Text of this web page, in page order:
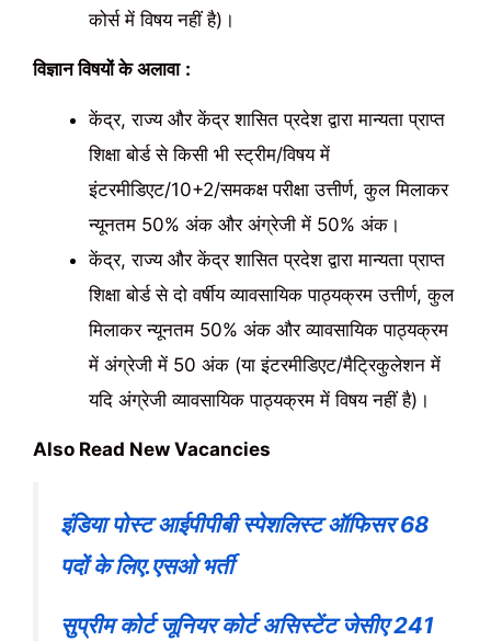
कोर्स में विषय नहीं है)।
विज्ञान विषयों के अलावा :
केंद्र, राज्य और केंद्र शासित प्रदेश द्वारा मान्यता प्राप्त
शिक्षा बोर्ड से किसी भी स्ट्रीम/विषय में
इंटरमीडिएट/10+2/समकक्ष परीक्षा उत्तीर्ण, कुल मिलाकर
न्यूनतम 50% अंक और अंग्रेजी में 50% अंक।
केंद्र, राज्य और केंद्र शासित प्रदेश द्वारा मान्यता प्राप्त
शिक्षा बोर्ड से दो वर्षीय व्यावसायिक पाठ्यक्रम उत्तीर्ण, कुल
मिलाकर न्यूनतम 50% अंक और व्यावसायिक पाठ्यक्रम
में अंग्रेजी में 50 अंक (या इंटरमीडिएट/मैट्रिकुलेशन में
यदि अंग्रेजी व्यावसायिक पाठ्यक्रम में विषय नहीं है)।
Also Read New Vacancies
इंडिया पोस्ट आईपीपीबी स्पेशलिस्ट ऑफिसर 68
पदों के लिए.एसओ भर्ती
सुप्रीम कोर्ट जूनियर कोर्ट असिस्टेंट जेसीए 241